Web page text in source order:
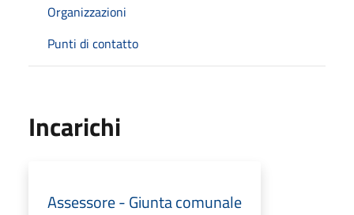
Organizzazioni
Punti di contatto
Incarichi
Assessore - Giunta comunale